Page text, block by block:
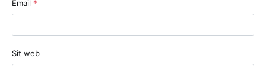
Email *
Sit web